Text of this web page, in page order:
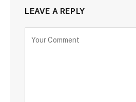
LEAVE A REPLY